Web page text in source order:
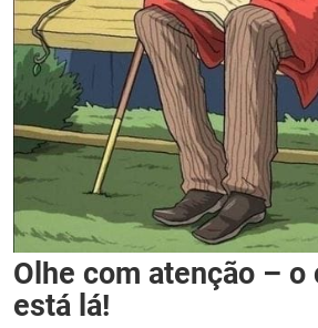
Olhe com atenção – o
está lá!